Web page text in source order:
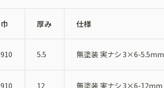
巾 厚み 仕様
910 5.5 無塗装 実ナシ 3×6-5.5mm
910 12 無塗装 実ナシ 3×6-12mm